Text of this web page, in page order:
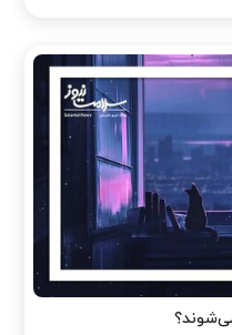
می‌شوند؟